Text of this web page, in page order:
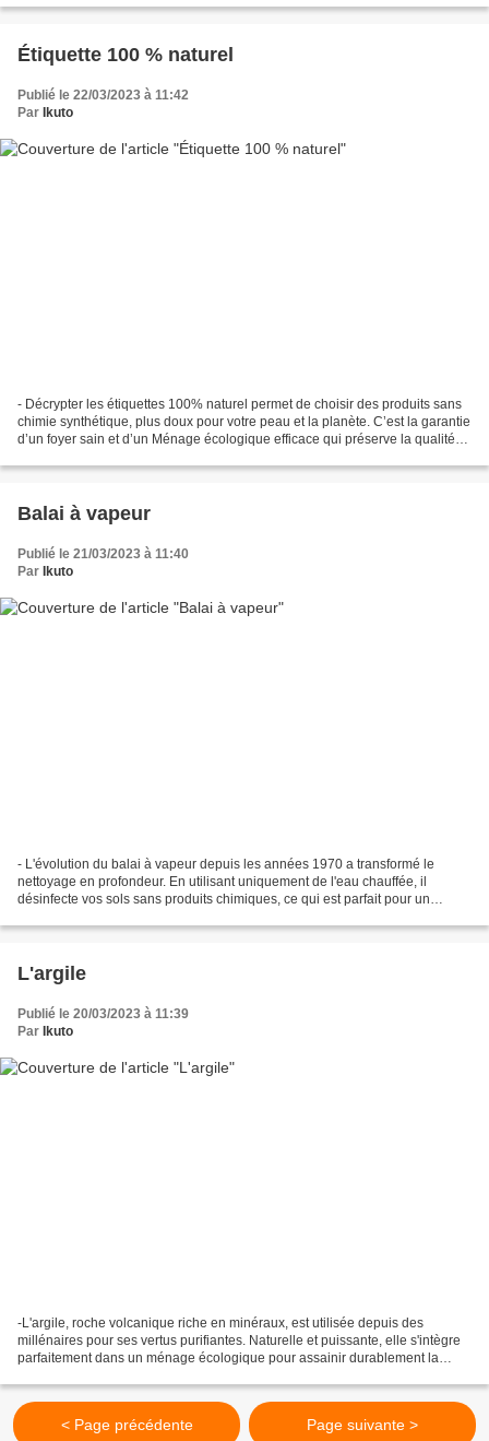
Étiquette 100 % naturel
Publié le 22/03/2023 à 11:42
Par Ikuto
- Décrypter les étiquettes 100% naturel permet de choisir des produits sans
chimie synthétique, plus doux pour votre peau et la planète. C’est la garantie
d’un foyer sain et d’un Ménage écologique efficace qui préserve la qualité
Balai à vapeur
Publié le 21/03/2023 à 11:40
Par Ikuto
- L'évolution du balai à vapeur depuis les années 1970 a transformé le
nettoyage en profondeur. En utilisant uniquement de l'eau chauffée, il
désinfecte vos sols sans produits chimiques, ce qui est parfait pour un
L'argile
Publié le 20/03/2023 à 11:39
Par Ikuto
-L'argile, roche volcanique riche en minéraux, est utilisée depuis des
millénaires pour ses vertus purifiantes. Naturelle et puissante, elle s'intègre
parfaitement dans un ménage écologique pour assainir durablement la
< Page précédente Page suivante >